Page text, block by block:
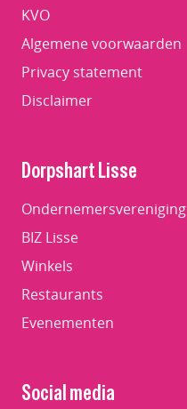
KVO
Algemene voorwaarden
Privacy statement
Disclaimer
Dorpshart Lisse
Ondernemersvereniging
BIZ Lisse
Winkels
Restaurants
Evenementen
Social media